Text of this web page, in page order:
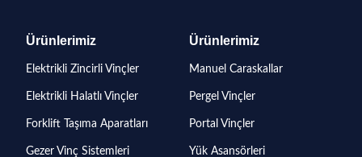
Ürünlerimiz
Elektrikli Zincirli Vinçler
Elektrikli Halatlı Vinçler
Forklift Taşıma Aparatları
Gezer Vinç Sistemleri
Ürünlerimiz
Manuel Caraskallar
Pergel Vinçler
Portal Vinçler
Yük Asansörleri